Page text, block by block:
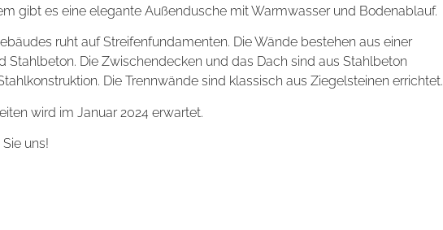
gibt es eine elegante Außendusche mit Warmwasser und Bodenablauf.
ruht auf Streifenfundamenten. Die Wände bestehen aus einer
Stahlbeton. Die Zwischendecken und das Dach sind aus Stahlbeton
Die Trennwände sind klassisch aus Ziegelsteinen errichtet.
wird im Januar 2024 erwartet.
uns!